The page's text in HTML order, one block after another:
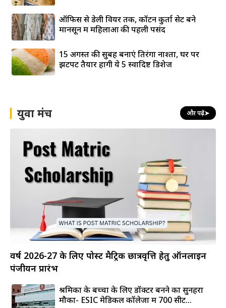
ऑफिस से डेली वियर तक, कॉटन कुर्ता सेट बने
मानसून में महिलाओं की पहली पसंद
15 अगस्त की सुबह बनाएं तिरंगा नाश्ता, घर पर
झटपट तैयार होंगी ये 5 स्वादिष्ट डिशेज
युवा मंच और पढ़ें➤
वर्ष 2026-27 के लिए पोस्ट मैट्रिक छात्रवृत्ति हेतु ऑनलाइन
पंजीयन प्रारंभ
श्रमिकों के बच्चों के लिए डॉक्टर बनने का सुनहरा
मौका- ESIC मेडिकल कॉलेजों में 700 सीटें...